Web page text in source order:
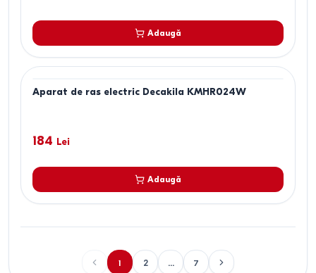
Adaugă
Aparat de ras electric Decakila KMHR024W
184 Lei
Adaugă
1 2 ... 7